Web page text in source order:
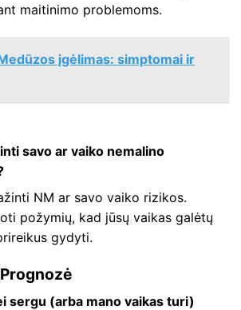
maitinimo problemoms.
įgėlimas: simptomai ir
savo ar vaiko nemalino
NM ar savo vaiko rizikos.
požymių, kad jūsų vaikas galėtų
gydyti.
sergu (arba mano vaikas turi)